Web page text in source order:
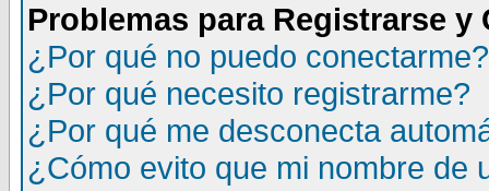
Problemas para Registrarse y
¿Por qué no puedo conectarme?
¿Por qué necesito registrarme?
¿Por qué me desconecta
¿Cómo evito que mi nombre de